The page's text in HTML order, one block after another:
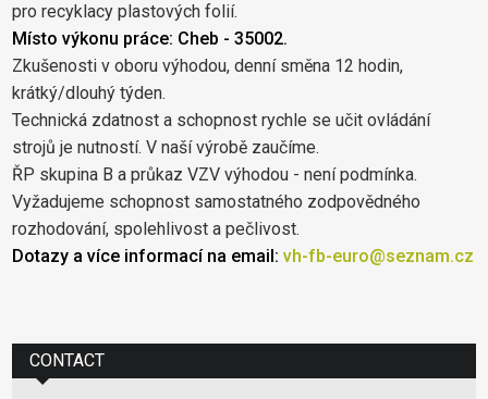
pro recyklacy plastových folií.
Místo výkonu práce: Cheb - 35002.
Zkušenosti v oboru výhodou, denní směna 12 hodin,
krátký/dlouhý týden.
Technická zdatnost a schopnost rychle se učit ovládání
strojů je nutností. V naší výrobě zaučíme.
ŘP skupina B a průkaz VZV výhodou - není podmínka.
Vyžadujeme schopnost samostatného zodpovědného
rozhodování, spolehlivost a pečlivost.
Dotazy a více informací na email:vh-fb-euro@seznam.cz
CONTACT